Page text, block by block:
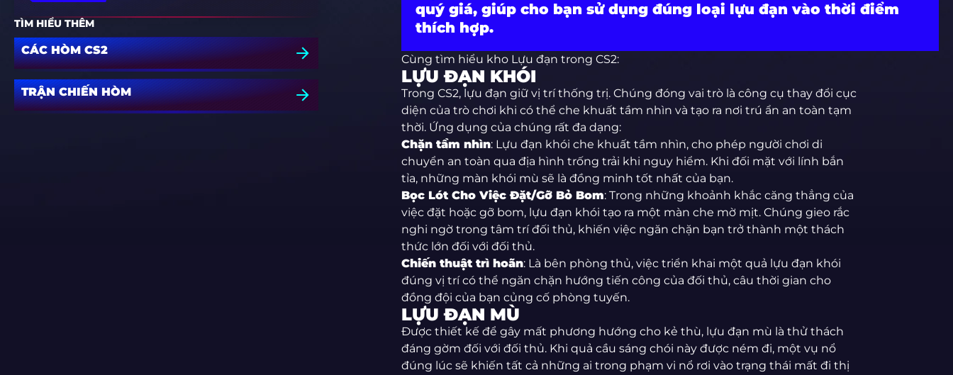
TÌM HIỂU THÊM
CÁC HÒM CS2
TRẬN CHIẾN HÒM
quý giá, giúp cho bạn sử dụng đúng loại lựu đạn vào thời điểm
thích hợp.
Cùng tìm hiểu kho Lựu đạn trong CS2:
LỰU ĐẠN KHÓI
Trong CS2, lựu đạn giữ vị trí thống trị. Chúng đóng vai trò là công cụ thay đổi cục
diện của trò chơi khi có thể che khuất tầm nhìn và tạo ra nơi trú ẩn an toàn tạm
thời. Ứng dụng của chúng rất đa dạng:
Chặn tầm nhìn: Lựu đạn khói che khuất tầm nhìn, cho phép người chơi di
chuyển an toàn qua địa hình trống trải khi nguy hiểm. Khi đối mặt với lính bắn
tỉa, những màn khói mù sẽ là đồng minh tốt nhất của bạn.
Bọc Lót Cho Việc Đặt/Gỡ Bỏ Bom: Trong những khoảnh khắc căng thẳng của
việc đặt hoặc gỡ bom, lựu đạn khói tạo ra một màn che mờ mịt. Chúng gieo rắc
nghi ngờ trong tâm trí đối thủ, khiến việc ngăn chặn bạn trở thành một thách
thức lớn đối với đối thủ.
Chiến thuật trì hoãn: Là bên phòng thủ, việc triển khai một quả lựu đạn khói
đúng vị trí có thể ngăn chặn hướng tiến công của đối thủ, câu thời gian cho
đồng đội của bạn củng cố phòng tuyến.
LỰU ĐẠN MÙ
Được thiết kế để gây mất phương hướng cho kẻ thù, lựu đạn mù là thử thách
đáng gờm đối với đối thủ. Khi quả cầu sáng chói này được ném đi, một vụ nổ
đúng lúc sẽ khiến tất cả những ai trong phạm vi nổ rơi vào trạng thái mất đi thị